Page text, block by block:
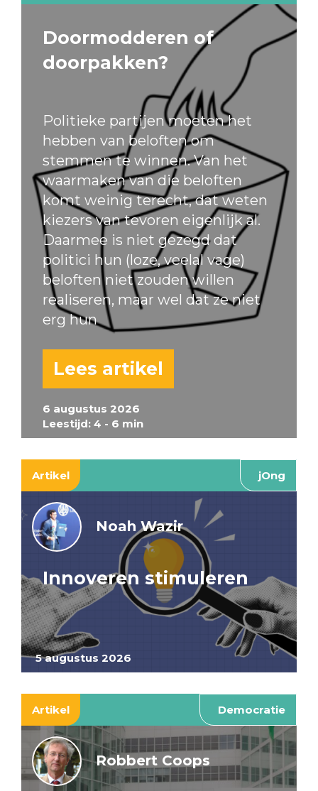
6 augustus 2026
Leestijd: 4 - 6 min
Doormodderen of
doorpakken?
Politieke partijen moeten het
hebben van beloften om
stemmen te winnen. Van het
waarmaken van die beloften
komt weinig terecht, dat weten
kiezers van tevoren eigenlijk al.
Daarmee is niet gezegd dat
politici hun (loze, veelal vage)
beloften niet zouden willen
realiseren, maar wel dat ze niet
erg hun
Lees artikel
Artikel jOng
5 augustus 2026
Noah Wazir
Innoveren stimuleren
Artikel Democratie
Robbert Coops